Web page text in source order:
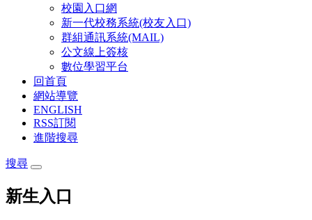
校園入口網
新一代校務系統(校友入口)
群組通訊系統(MAIL)
公文線上簽核
數位學習平台
回首頁
網站導覽
ENGLISH
RSS訂閱
進階搜尋
搜尋
新生入口